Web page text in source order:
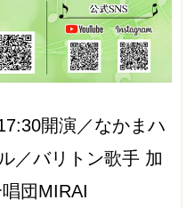
開演／なかまハ
／バリトン歌手 加
団MIRAI